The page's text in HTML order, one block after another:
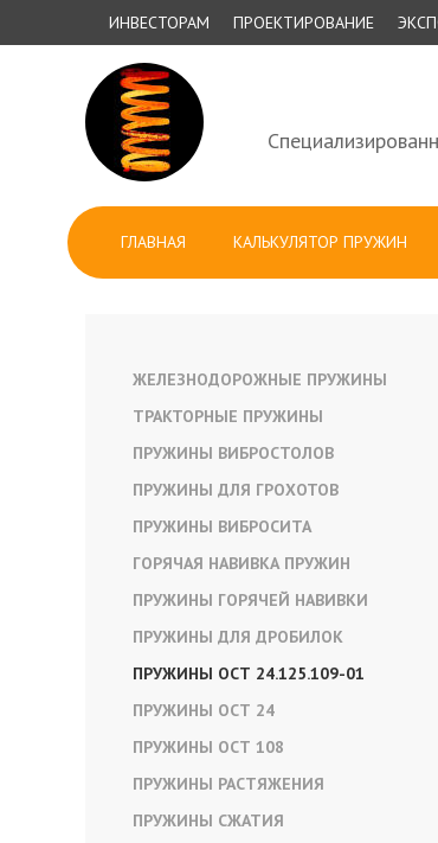
ИНВЕСТОРАМ ПРОЕКТИРОВАНИЕ
ГЛАВНАЯ КАЛЬКУЛЯТОР ПРУЖИН
ЖЕЛЕЗНОДОРОЖНЫЕ ПРУЖИНЫ
ТРАКТОРНЫЕ ПРУЖИНЫ
ПРУЖИНЫ ВИБРОСТОЛОВ
ПРУЖИНЫ ДЛЯ ГРОХОТОВ
ПРУЖИНЫ ВИБРОСИТА
ГОРЯЧАЯ НАВИВКА ПРУЖИН
ПРУЖИНЫ ГОРЯЧЕЙ НАВИВКИ
ПРУЖИНЫ ДЛЯ ДРОБИЛОК
ПРУЖИНЫ ОСТ 24.125.109-01
ПРУЖИНЫ ОСТ 24
ПРУЖИНЫ ОСТ 108
ПРУЖИНЫ РАСТЯЖЕНИЯ
ПРУЖИНЫ СЖАТИЯ